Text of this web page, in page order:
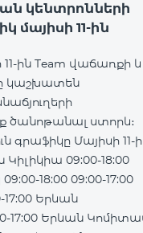
կենտրոնների
11-ին
ին Team վաճառքի և
կաշխատեն
ստորև։
գրաֆիկը Մայիսի 11-ի
Կոմիտաս